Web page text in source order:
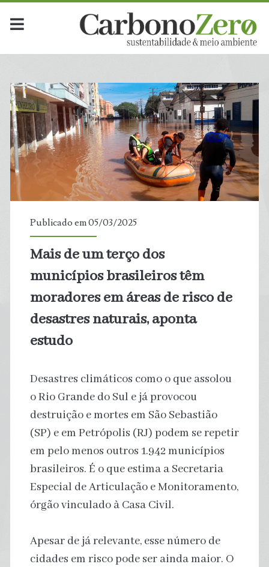
Publicado em 05/03/2025
Mais de um terço dos
municípios brasileiros têm
moradores em áreas de risco de
desastres naturais, aponta
estudo
Desastres climáticos como o que assolou
o Rio Grande do Sul e já provocou
destruição e mortes em São Sebastião
(SP) e em Petrópolis (RJ) podem se repetir
em pelo menos outros 1.942 municípios
brasileiros. É o que estima a Secretaria
Especial de Articulação e Monitoramento,
órgão vinculado à Casa Civil.
Apesar de já relevante, esse número de
cidades em risco pode ser ainda maior. O